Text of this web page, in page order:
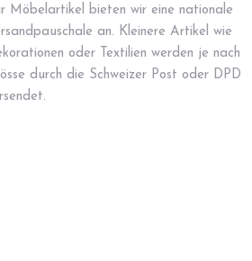
Möbelartikel bieten wir eine nationale
an. Kleinere Artikel wie
oder Textilien werden je nach
durch die Schweizer Post oder DPD